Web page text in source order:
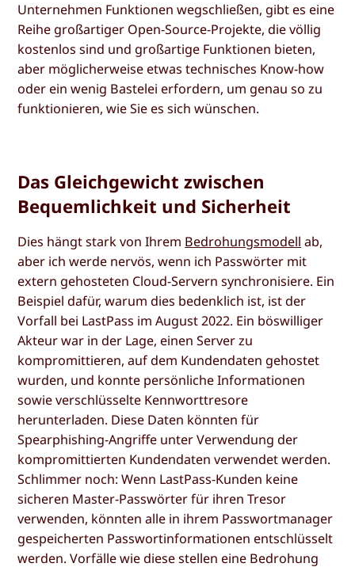
Unternehmen Funktionen wegschließen, gibt es eine
Reihe großartiger Open-Source-Projekte, die völlig
kostenlos sind und großartige Funktionen bieten,
aber möglicherweise etwas technisches Know-how
oder ein wenig Bastelei erfordern, um genau so zu
funktionieren, wie Sie es sich wünschen.
Das Gleichgewicht zwischen
Bequemlichkeit und Sicherheit
Dies hängt stark von Ihrem Bedrohungsmodell ab,
aber ich werde nervös, wenn ich Passwörter mit
extern gehosteten Cloud-Servern synchronisiere. Ein
Beispiel dafür, warum dies bedenklich ist, ist der
Vorfall bei LastPass im August 2022. Ein böswilliger
Akteur war in der Lage, einen Server zu
kompromittieren, auf dem Kundendaten gehostet
wurden, und konnte persönliche Informationen
sowie verschlüsselte Kennworttresore
herunterladen. Diese Daten könnten für
Spearphishing-Angriffe unter Verwendung der
kompromittierten Kundendaten verwendet werden.
Schlimmer noch: Wenn LastPass-Kunden keine
sicheren Master-Passwörter für ihren Tresor
verwenden, könnten alle in ihrem Passwortmanager
gespeicherten Passwortinformationen entschlüsselt
werden. Vorfälle wie diese stellen eine Bedrohung